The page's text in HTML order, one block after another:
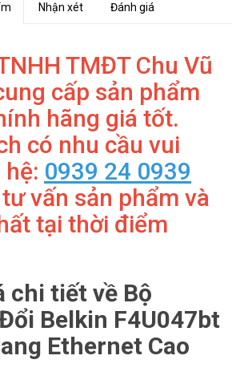
Nhận xét Đánh giá
TMĐT Chu Vũ
cấp sản phẩm
hãng giá tốt.
có nhu cầu vui
0939 24 0939
vấn sản phẩm và
tại thời điểm
chi tiết về Bộ
Belkin F4U047bt
Ethernet Cao